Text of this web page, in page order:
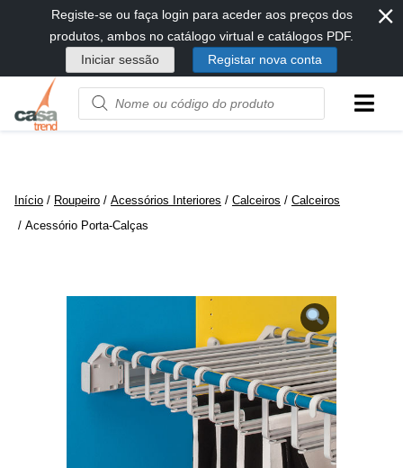
diretamente
conteúdo
Registe-se ou faça login para aceder aos preços dos
produtos, ambos no catálogo virtual e catálogos PDF.
Iniciar sessão
Registar nova conta
⨯
Product
name
Início / Roupeiro / Acessórios Interiores / Calceiros / Calceiros
/ Acessório Porta-Calças